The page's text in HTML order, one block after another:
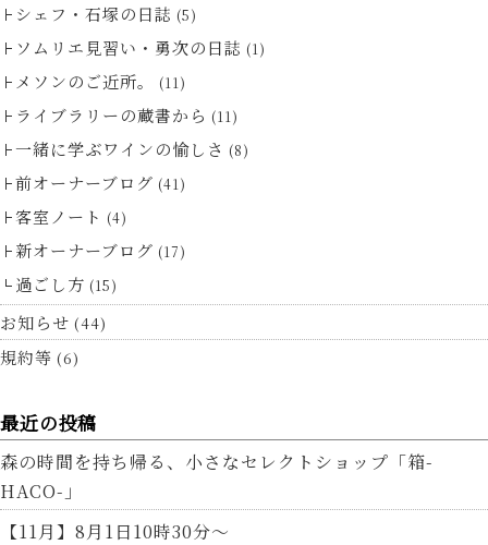
シェフ・石塚の日誌 (5)
ソムリエ見習い・勇次の日誌 (1)
メソンのご近所。 (11)
ライブラリーの蔵書から (11)
一緒に学ぶワインの愉しさ (8)
前オーナーブログ (41)
客室ノート (4)
新オーナーブログ (17)
過ごし方 (15)
お知らせ (44)
規約等 (6)
最近の投稿
森の時間を持ち帰る、小さなセレクトショップ「箱-
HACO-」
【11月】8月1日10時30分～